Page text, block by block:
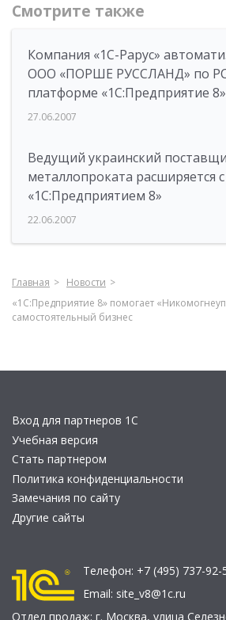
Смотрите также
Компания «1С-Рарус»
ООО «ПОРШЕ РУССЛАНД» по
платформе «1С:Предприятие
27.06.2007
Ведущий украинский
металлопроката расширяется с
«1С:Предприятием 8»
22.06.2007
Главная
Новости
«1С:Предприятие 8» помогает
самостоятельный бизнес
Вход для партнеров 1С
Учебная версия
Стать партнером
Политика конфиденциальности
Замечания по сайту
Другие сайты
Телефон: +7 (495) 737-92-
Email: site_v8@1c.ru
Отдел продаж: г. Москва, улица